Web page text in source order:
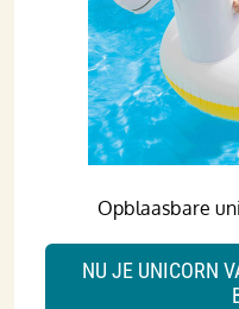
Opblaasbare
NU JE UNICORN